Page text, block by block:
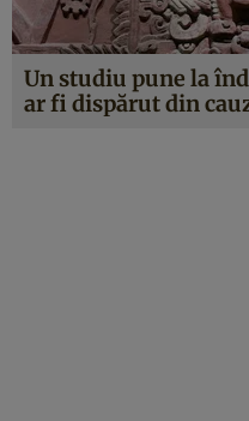
Un studiu pune la
ar fi dispărut din